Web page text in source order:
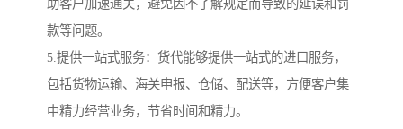
助客户加速通关，避免因不了解规定而导致的延误和罚
款等问题。
5.提供一站式服务：货代能够提供一站式的进口服务，
包括货物运输、海关申报、仓储、配送等，方便客户集
中精力经营业务，节省时间和精力。